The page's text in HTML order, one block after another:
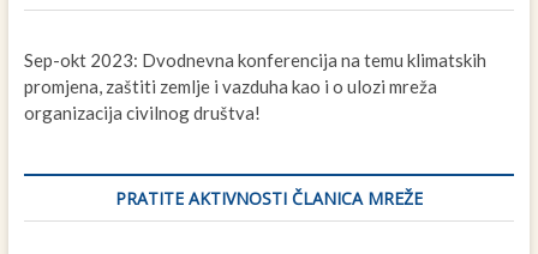
Sep-okt 2023: Dvodnevna konferencija na temu klimatskih
promjena, zaštiti zemlje i vazduha kao i o ulozi mreža
organizacija civilnog društva!
PRATITE AKTIVNOSTI ČLANICA MREŽE